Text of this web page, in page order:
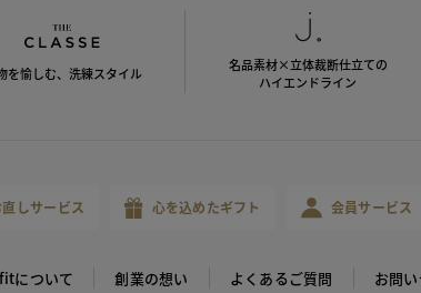
を愉しむ、洗練スタイル
名品素材×立体裁断仕立ての
ハイエンドライン
直しサービス 心を込めたギフト 会員サービス
について 創業の想い よくあるご質問 お問